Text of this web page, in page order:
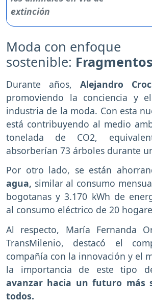
Moda con enfoque
sostenible: Fragmentos
Durante años, Alejandro
promoviendo la conciencia y
industria de la moda. Con esta
está contribuyendo al medio
tonelada de CO2,
absorberían 73 árboles durante
Por otro lado, se están
agua, similar al consumo
bogotanas y 3.170 kWh de
al consumo eléctrico de 20
Al respecto, María Fernanda
TransMilenio, destacó el
compañía con la innovación y el
la importancia de este tipo
avanzar hacia un futuro más
todos.